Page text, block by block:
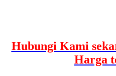
Hubungi Kami
Harga